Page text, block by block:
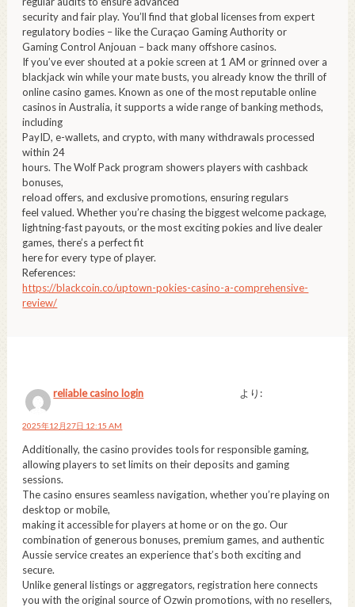
security and fair play. You’ll find that global licenses from expert
regulatory bodies – like the Curaçao Gaming Authority or
Gaming Control Anjouan – back many offshore casinos.
If you’ve ever shouted at a pokie screen at 1 AM or grinned over a
blackjack win while your mate busts, you already know the thrill of
online casino games. Known as one of the most reputable online
casinos in Australia, it supports a wide range of banking methods,
including
PayID, e-wallets, and crypto, with many withdrawals processed
within 24
hours. The Wolf Pack program showers players with cashback
bonuses,
reload offers, and exclusive promotions, ensuring regulars
feel valued. Whether you’re chasing the biggest welcome package,
lightning-fast payouts, or the most exciting pokies and live dealer
games, there’s a perfect fit
here for every type of player.
References:
https://blackcoin.co/uptown-pokies-casino-a-comprehensive-
review/
reliable casino login より:
2025年12月27日 12:15 AM
Additionally, the casino provides tools for responsible gaming,
allowing players to set limits on their deposits and gaming
sessions.
The casino ensures seamless navigation, whether you’re playing on
desktop or mobile,
making it accessible for players at home or on the go. Our
combination of generous bonuses, premium games, and authentic
Aussie service creates an experience that’s both exciting and
secure.
Unlike general listings or aggregators, registration here connects
you with the original source of Ozwin promotions, with no resellers,